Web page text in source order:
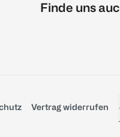
Finde uns
Vertrag widerrufen